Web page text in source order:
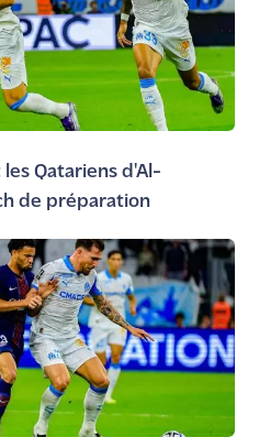
Qatariens d'Al-
de préparation